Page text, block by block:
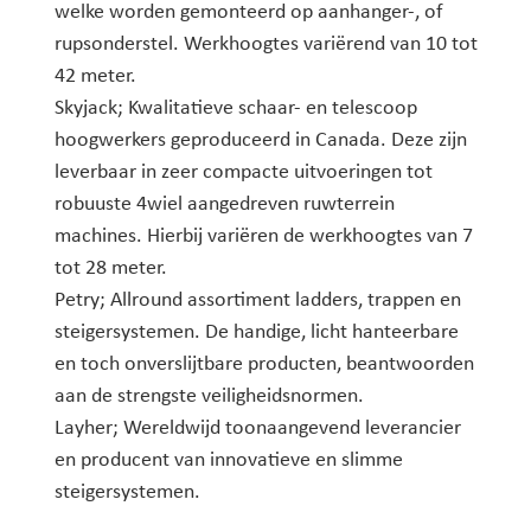
welke worden gemonteerd op aanhanger-, of
rupsonderstel. Werkhoogtes variërend van 10 tot
42 meter.
Skyjack; Kwalitatieve schaar- en telescoop
hoogwerkers geproduceerd in Canada. Deze zijn
leverbaar in zeer compacte uitvoeringen tot
robuuste 4wiel aangedreven ruwterrein
machines. Hierbij variëren de werkhoogtes van 7
tot 28 meter.
Petry; Allround assortiment ladders, trappen en
steigersystemen. De handige, licht hanteerbare
en toch onverslijtbare producten, beantwoorden
aan de strengste veiligheidsnormen.
Layher; Wereldwijd toonaangevend leverancier
en producent van innovatieve en slimme
steigersystemen.